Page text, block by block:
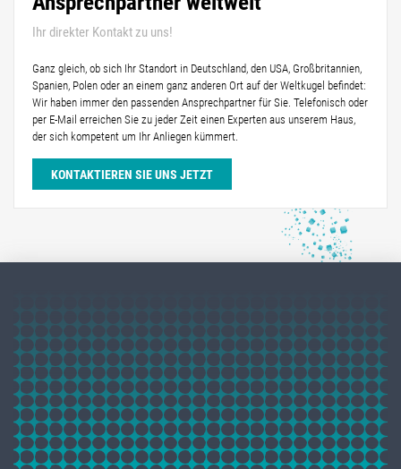
Ihr direkter Kontakt zu uns!
Ganz gleich, ob sich Ihr Standort in Deutschland, den USA, Großbritannien,
Spanien, Polen oder an einem ganz anderen Ort auf der Weltkugel befindet:
Wir haben immer den passenden Ansprechpartner für Sie. Telefonisch oder
per E-Mail erreichen Sie zu jeder Zeit einen Experten aus unserem Haus,
der sich kompetent um Ihr Anliegen kümmert.
KONTAKTIEREN SIE UNS JETZT